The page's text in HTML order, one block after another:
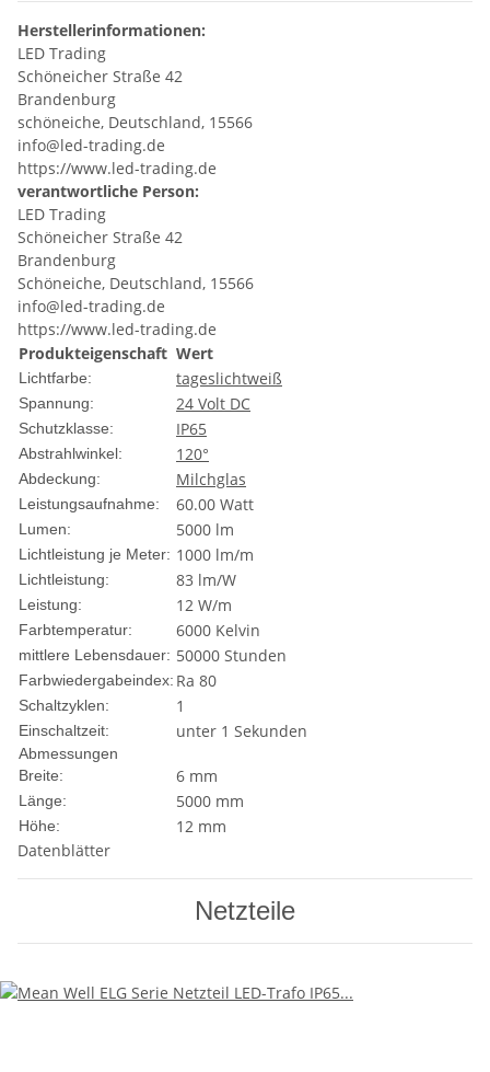
Herstellerinformationen:
LED Trading
Schöneicher Straße 42
Brandenburg
schöneiche, Deutschland, 15566
info@led-trading.de
https://www.led-trading.de
verantwortliche Person:
LED Trading
Schöneicher Straße 42
Brandenburg
Schöneiche, Deutschland, 15566
info@led-trading.de
https://www.led-trading.de
Produkteigenschaft Wert
Lichtfarbe: tageslichtweiß
Spannung: 24 Volt DC
Schutzklasse: IP65
Abstrahlwinkel: 120°
Abdeckung: Milchglas
Leistungsaufnahme: 60.00 Watt
Lumen: 5000 lm
Lichtleistung je Meter: 1000 lm/m
Lichtleistung: 83 lm/W
Leistung: 12 W/m
Farbtemperatur: 6000 Kelvin
mittlere Lebensdauer: 50000 Stunden
Farbwiedergabeindex: Ra 80
Schaltzyklen: 1
Einschaltzeit: unter 1 Sekunden
Abmessungen
Breite:
6 mm
Länge: 5000 mm
Höhe:
12 mm
Datenblätter
Netzteile